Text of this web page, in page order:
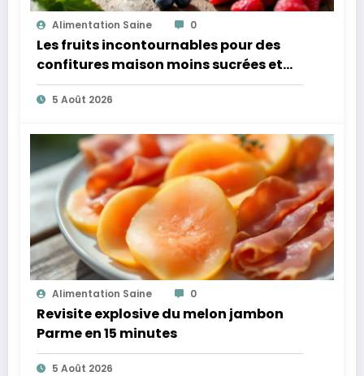
Alimentation Saine 0
Les fruits incontournables pour des
confitures maison moins sucrées et
plus légères
5 Août 2026
Alimentation Saine 0
Revisite explosive du melon jambon
Parme en 15 minutes
5 Août 2026